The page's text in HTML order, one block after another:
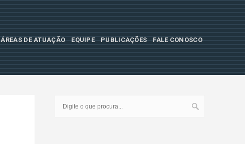
ÁREAS DE ATUAÇÃO EQUIPE PUBLICAÇÕES FALE CONOSCO